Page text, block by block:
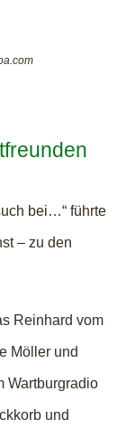
bei…“ führte
– zu den
Reinhard vom
Möller und
Wartburgradio
und